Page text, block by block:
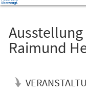
Ausstellung
Raimund